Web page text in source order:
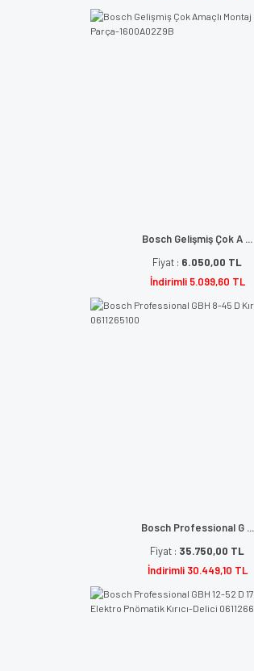
Bosch Gelişmiş Çok A ...
Fiyat : 6.050,00 TL
İndirimli 5.099,60 TL
Bosch Professional G ...
Fiyat : 35.750,00 TL
İndirimli 30.449,10 TL